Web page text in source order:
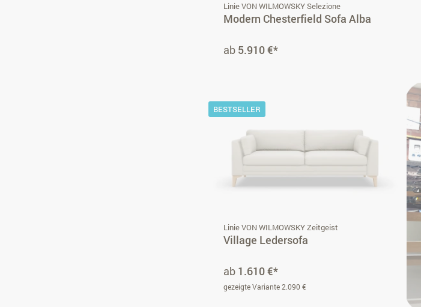
Linie VON WILMOWSKY Selezione
Modern Chesterfield Sofa Alba
ab 5.910 €*
BESTSELLER
Linie VON WILMOWSKY Zeitgeist
Village Ledersofa
ab 1.610 €*
gezeigte Variante 2.090 €